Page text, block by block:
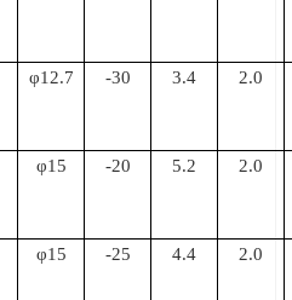
φ12.7 -30 3.4 2.0
φ15 -20 5.2 2.0
φ15 -25 4.4 2.0